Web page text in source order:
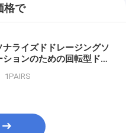
格で
ナライズドドレージングソ
ションのための回転型ドレ
1PAIRS